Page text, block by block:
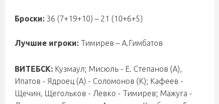
Броски: 36 (7+19+10) – 21 (10+6+5)
Лучшие игроки: Тимирев – А.Гимбатов
ВИТЕБСК: Кузмаул; Мисюль - Е. Степанов (А),
Ипатов - Ядроец (А) - Соломонов (К); Кафеев -
Щечин, Щегольков - Левко - Тимирев; Мажуга -